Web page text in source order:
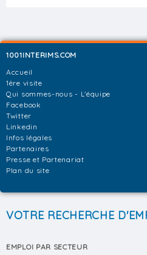
1001INTERIMS.COM
Accueil
1ère visite
Qui sommes-nous - L'équipe
Facebook
Twitter
Linkedin
Infos légales
Partenaires
Presse et Partenariat
Plan du site
VOTRE RECHERCHE
EMPLOI PAR SECTEUR